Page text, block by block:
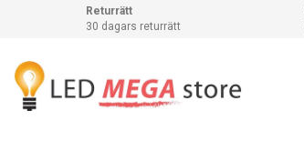
Returrätt
30 dagars returrätt